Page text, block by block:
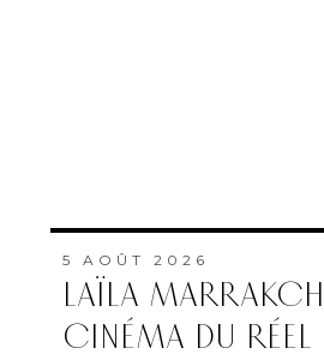
5 AOÛT 2026
LAÏLA
CINÉMA DU RÉEL